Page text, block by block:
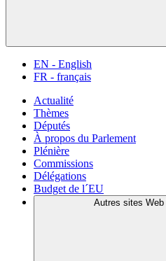
EN - English
FR - français
Actualité
Thèmes
Députés
À propos du Parlement
Plénière
Commissions
Délégations
Budget de l´EU
Autres sites Web